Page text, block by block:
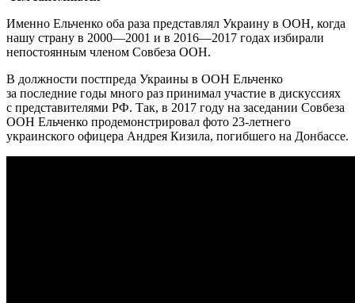
Именно Ельченко оба раза представлял Украину в ООН, когда
нашу страну в 2000—2001 и в 2016—2017 годах избирали
непостоянным членом Совбеза ООН.
В должности постпреда Украины в ООН Ельченко
за последние годы много раз принимал участие в дискуссиях
с представителями РФ. Так, в 2017 году на заседании Совбеза
ООН Ельченко продемонстрировал фото 23-летнего
украинского офицера Андрея Кизила, погибшего на Донбассе.